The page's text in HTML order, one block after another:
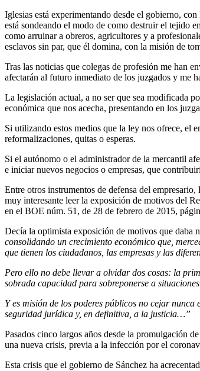
Iglesias está experimentando desde el gobierno,
está sondeando el modo de como destruir el tejido
como arruinar a obreros, agricultores y a
esclavos sin par, que él domina, con la misión de
Tras las noticias que colegas de profesión me han
afectarán al futuro inmediato de los juzgados y me
La legislación actual, a no ser que sea modificada
económica que nos acecha, presentando en los
Si utilizando estos medios que la ley nos ofrece, el
reformalizaciones, quitas o esperas.
Si el autónomo o el administrador de la mercantil
e iniciar nuevos negocios o empresas, que
Entre otros instrumentos de defensa del
muy interesante leer la exposición de motivos del
en el BOE núm. 51, de 28 de febrero de 2015,
Decía la optimista exposición de motivos que daba
consolidando un crecimiento económico que,
que tienen los ciudadanos, las empresas y las
Pero ello no debe llevar a olvidar dos cosas: la
sobrada capacidad para sobreponerse a
Y es misión de los poderes públicos no cejar
seguridad jurídica y, en definitiva, a la justicia…”
Pasados cinco largos años desde la promulgación
una nueva crisis, previa a la infección por el
Esta crisis que el gobierno de Sánchez ha